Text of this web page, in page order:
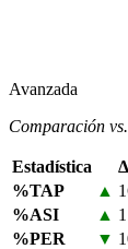
Avanzada
Comparación
Estadística Δ
%TAP
▲
%ASI
▲
%PER
▼